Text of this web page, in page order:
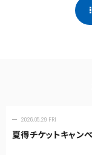
2026.05.29 FRI
夏得チケットキャン